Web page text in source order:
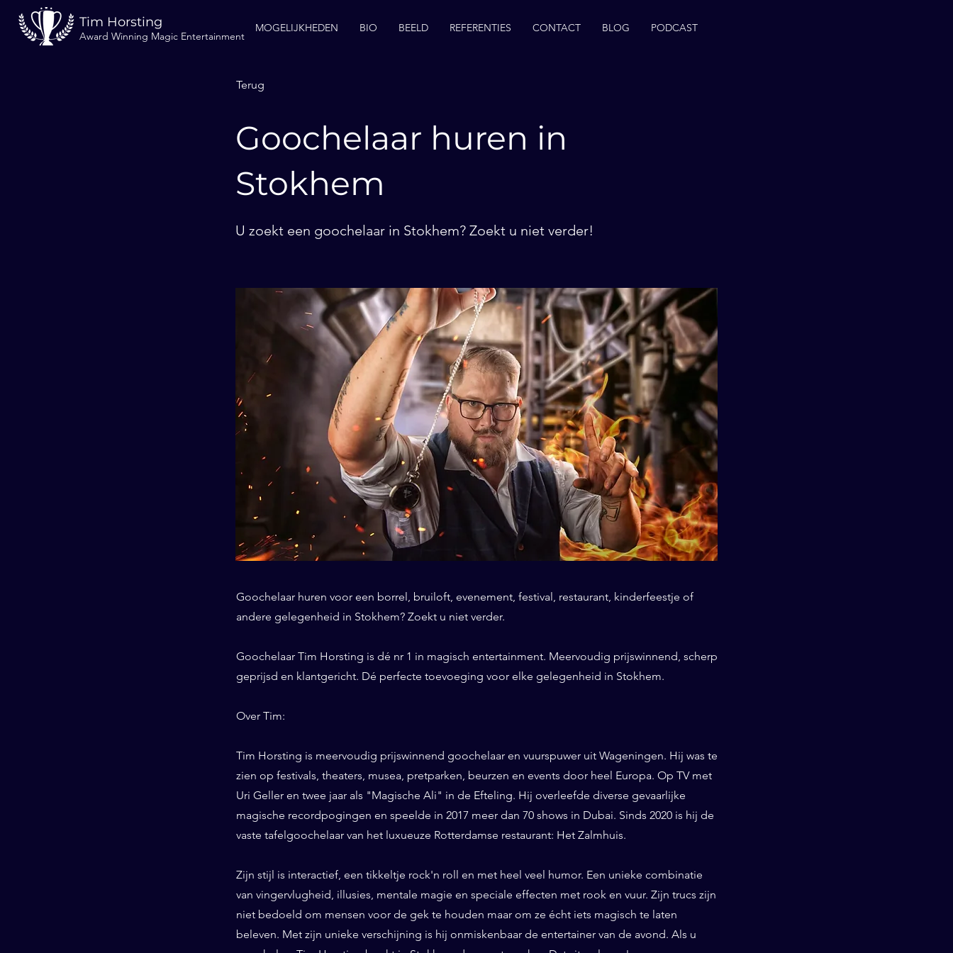
Tim Horsting
Award Winning Magic Entertainment
MOGELIJKHEDEN BIO BEELD REFERENTIES CONTACT BLOG PODCAST
Terug
Goochelaar huren in
Stokhem
U zoekt een goochelaar in Stokhem? Zoekt u niet verder!
Goochelaar huren voor een borrel, bruiloft, evenement, festival, restaurant, kinderfeestje of
andere gelegenheid in Stokhem? Zoekt u niet verder.
Goochelaar Tim Horsting is dé nr 1 in magisch entertainment. Meervoudig prijswinnend, scherp
geprijsd en klantgericht. Dé perfecte toevoeging voor elke gelegenheid in Stokhem.
Over Tim:
Tim Horsting is meervoudig prijswinnend goochelaar en vuurspuwer uit Wageningen. Hij was te
zien op festivals, theaters, musea, pretparken, beurzen en events door heel Europa. Op TV met
Uri Geller en twee jaar als "Magische Ali" in de Efteling. Hij overleefde diverse gevaarlijke
magische recordpogingen en speelde in 2017 meer dan 70 shows in Dubai. Sinds 2020 is hij de
vaste tafelgoochelaar van het luxueuze Rotterdamse restaurant: Het Zalmhuis.
Zijn stijl is interactief, een tikkeltje rock'n roll en met heel veel humor. Een unieke combinatie
van vingervlugheid, illusies, mentale magie en speciale effecten met rook en vuur. Zijn trucs zijn
niet bedoeld om mensen voor de gek te houden maar om ze écht iets magisch te laten
beleven. Met zijn unieke verschijning is hij onmiskenbaar de entertainer van de avond. Als u